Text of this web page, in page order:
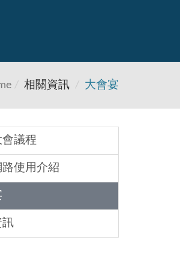
相關資訊 大會宴
議程
使用介紹
訊